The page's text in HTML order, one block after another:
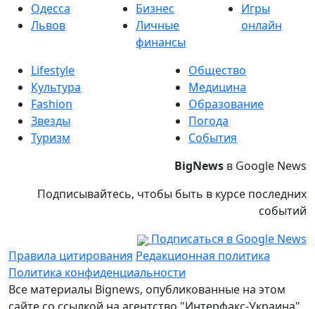
Одесса
Львов
Бизнес
Личные
финансы
Игры
онлайн
Lifestyle
Культура
Fashion
Звезды
Туризм
Общество
Медицина
Образование
Погода
События
BigNews в Google News
Подписывайтесь, чтобы быть в курсе последних
событий
Подписаться в Google News
Правила цитирования Редакционная политика
Политика конфиденциальности
Все материалы Bignews, опубликованные на этом